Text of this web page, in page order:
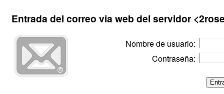
Entrada del correo via web del servidor
Nombre de usuario:
Contraseña: